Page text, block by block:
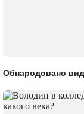
Обнародовано